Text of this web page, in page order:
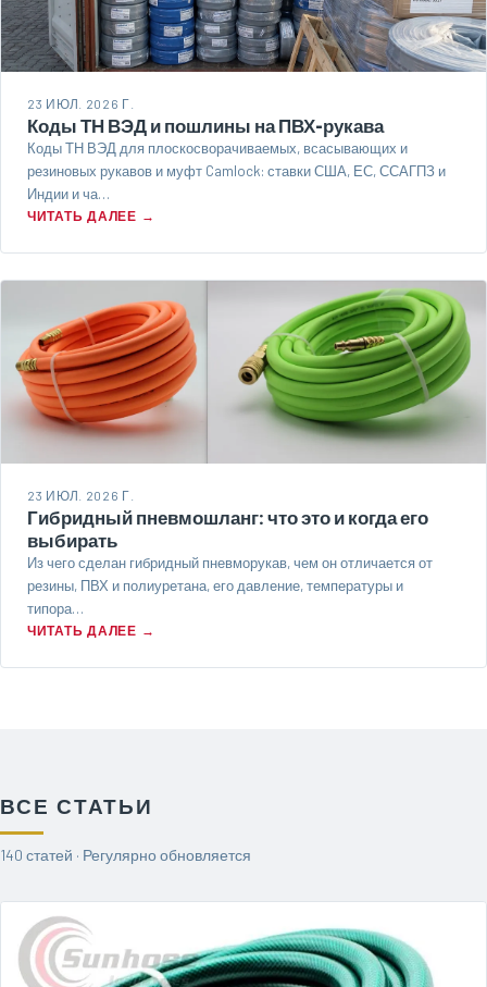
23 ИЮЛ. 2026 Г.
Коды ТН ВЭД и пошлины на ПВХ-рукава
Коды ТН ВЭД для плоскосворачиваемых, всасывающих и
резиновых рукавов и муфт Camlock: ставки США, ЕС, ССАГПЗ и
Индии и ча…
ЧИТАТЬ ДАЛЕЕ →
23 ИЮЛ. 2026 Г.
Гибридный пневмошланг: что это и когда его
выбирать
Из чего сделан гибридный пневморукав, чем он отличается от
резины, ПВХ и полиуретана, его давление, температуры и
типора…
ЧИТАТЬ ДАЛЕЕ →
ВСЕ СТАТЬИ
140 статей · Регулярно обновляется